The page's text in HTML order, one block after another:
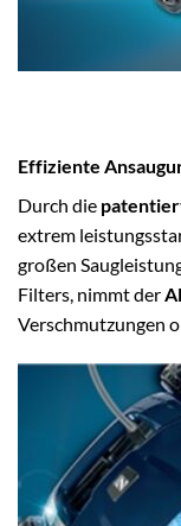
Effiziente
Durch die
extrem
großen
Filters, nimmt der
Verschmutzungen